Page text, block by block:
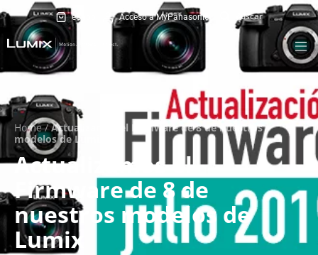
eShop Acceso a MyPanasonic
Home/Actualizamos el Firmware de 8 de nuestros
modelos de Lumix
Actualizamos el
Firmware de 8 de
nuestros modelos de
Lumix